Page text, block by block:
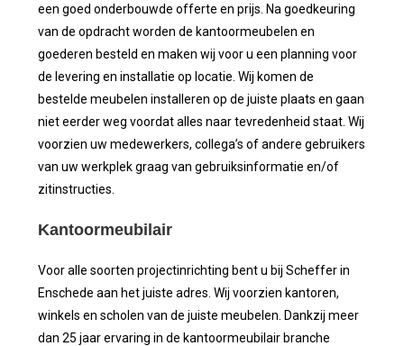
een goed onderbouwde offerte en prijs. Na goedkeuring
van de opdracht worden de kantoormeubelen en
goederen besteld en maken wij voor u een planning voor
de levering en installatie op locatie. Wij komen de
bestelde meubelen installeren op de juiste plaats en gaan
niet eerder weg voordat alles naar tevredenheid staat. Wij
voorzien uw medewerkers, collega’s of andere gebruikers
van uw werkplek graag van gebruiksinformatie en/of
zitinstructies.
Kantoormeubilair
Voor alle soorten projectinrichting bent u bij Scheffer in
Enschede aan het juiste adres. Wij voorzien kantoren,
winkels en scholen van de juiste meubelen. Dankzij meer
dan 25 jaar ervaring in de kantoormeubilair branche